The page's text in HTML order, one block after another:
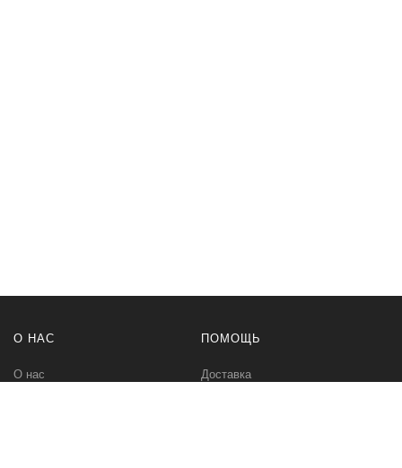
О НАС
О нас
ПОМОЩЬ
Доставка